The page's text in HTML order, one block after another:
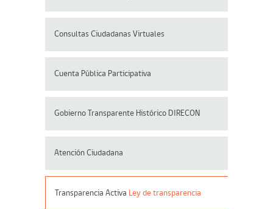
Consultas Ciudadanas Virtuales
Cuenta Pública Participativa
Gobierno Transparente Histórico DIRECON
Atención Ciudadana
Transparencia Activa Ley de transparencia